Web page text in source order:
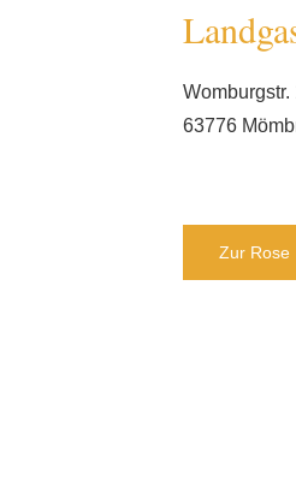
Womburgstr.
63776
Zur Rose